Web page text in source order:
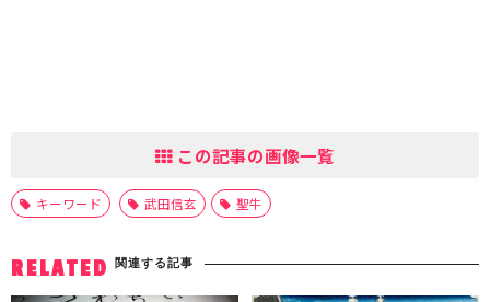
この記事の画像一覧
キーワード 武田信玄 聖牛
RELATED 関連する記事